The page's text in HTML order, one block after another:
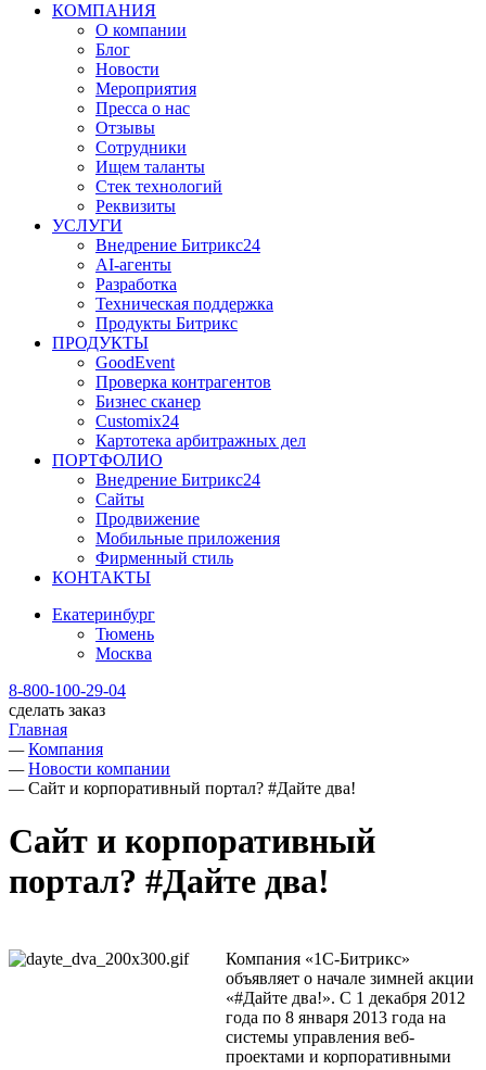
КОМПАНИЯ
О компании
Блог
Новости
Мероприятия
Пресса о нас
Отзывы
Сотрудники
Ищем таланты
Стек технологий
Реквизиты
УСЛУГИ
Внедрение Битрикс24
AI-агенты
Разработка
Техническая поддержка
Продукты Битрикс
ПРОДУКТЫ
GoodEvent
Проверка контрагентов
Бизнес сканер
Customix24
Картотека арбитражных дел
ПОРТФОЛИО
Внедрение Битрикс24
Сайты
Продвижение
Мобильные приложения
Фирменный стиль
КОНТАКТЫ
Екатеринбург
Тюмень
Москва
8-800-100-29-04
сделать заказ
Главная
— Компания
— Новости компании
— Сайт и корпоративный портал? #Дайте два!
Сайт и корпоративный
портал? #Дайте два!
Компания «1С-Битрикс»
объявляет о начале зимней акции
«#Дайте два!». С 1 декабря 2012
года по 8 января 2013 года на
системы управления веб-
проектами и корпоративными